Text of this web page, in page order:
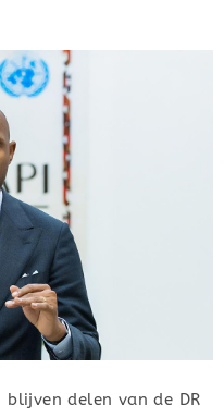
blijven delen van de DR